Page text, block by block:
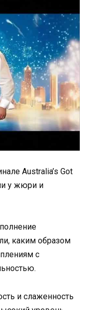
Australia’s Got
у жюри и
каким образом
с
и слаженность